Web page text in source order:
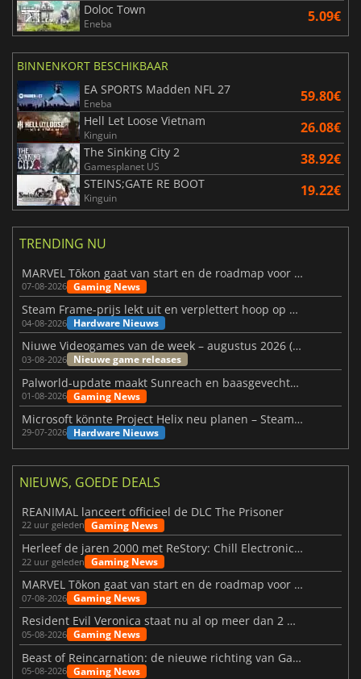
Doloc Town
Eneba 5.09€
BINNENKORT BESCHIKBAAR
EA SPORTS Madden NFL 27
Eneba 59.80€
Hell Let Loose Vietnam
Kinguin 26.08€
The Sinking City 2
Gamesplanet US 38.92€
STEINS;GATE RE BOOT
Kinguin 19.22€
TRENDING NU
MARVEL Tōkon gaat van start en de roadmap voor jaar 1 is bekendgemaakt
07-08-2026 Gaming News
Steam Frame-prijs lekt uit en verplettert hoop op betaalbare VR
04-08-2026 Hardware Nieuws
Niuwe Videogames van de week – augustus 2026 (week 32)
03-08-2026 Nieuwe game releases
Palworld-update maakt Sunreach en baasgevechten stabieler
01-08-2026 Gaming News
Microsoft könnte Project Helix neu planen – Steam-Support wackelt
29-07-2026 Hardware Nieuws
NIEUWS, GOEDE DEALS
REANIMAL lanceert officieel de DLC The Prisoner
22 uur geleden Gaming News
Herleef de jaren 2000 met ReStory: Chill Electronics Repairs
22 uur geleden Gaming News
MARVEL Tōkon gaat van start en de roadmap voor jaar 1 is bekendgemaakt
07-08-2026 Gaming News
Resident Evil Veronica staat nu al op meer dan 2 miljoen verlanglijstjes
05-08-2026 Gaming News
Beast of Reincarnation: de nieuwe richting van Game Freak
05-08-2026 Gaming News